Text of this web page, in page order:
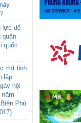
lực để
quân
quốc
mít tinh
lập
hội
năm
Phủ